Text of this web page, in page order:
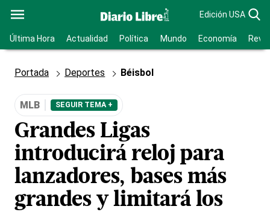
Edición USA
Última Hora Actualidad Política Mundo Economía
Portada Deportes Béisbol
MLB SEGUIR TEMA +
Grandes Ligas
introducirá reloj para
lanzadores, bases más
grandes y limitará los